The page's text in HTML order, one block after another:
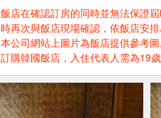
飯店在確認訂房的同時並無法保證
時再次與飯店現場確認，依飯店安
本公司網站上圖片為飯店提供參考
訂購韓國飯店，入住代表人需為19